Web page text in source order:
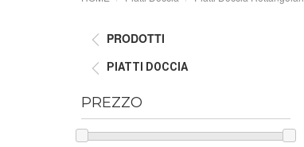
PRODOTTI
PIATTI DOCCIA
PREZZO